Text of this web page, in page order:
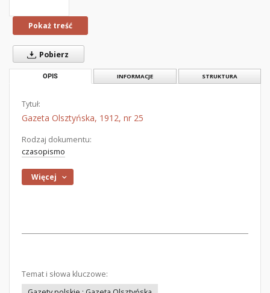
Pokaż treść
Pobierz
OPIS INFORMACJE STRUKTURA
Tytuł:
Gazeta Olsztyńska, 1912, nr 25
Rodzaj dokumentu:
czasopismo
Więcej
Temat i słowa kluczowe: